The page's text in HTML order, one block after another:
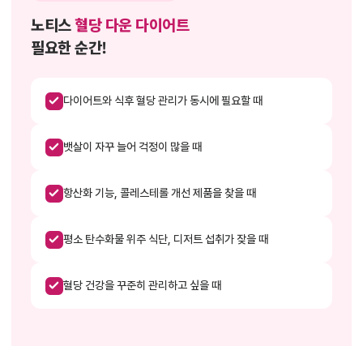
노티스혈당 다운 다이어트
필요한 순간!
다이어트와 식후 혈당 관리가 동시에 필요할 때
뱃살이 자꾸 늘어 걱정이 많을 때
항산화 기능, 콜레스테롤 개선 제품을 찾을 때
평소 탄수화물 위주 식단, 디저트 섭취가 잦을 때
혈당 건강을 꾸준히 관리하고 싶을 때